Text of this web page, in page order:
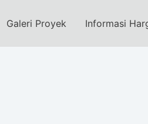
Galeri Proyek Informasi